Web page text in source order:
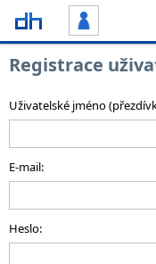
Registrace
Uživatelské jméno
E-mail:
Heslo: